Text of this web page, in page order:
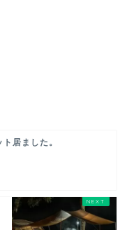
居ました。